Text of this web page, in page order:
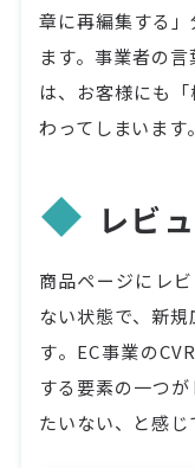
章に再編集する
ます。事業者の
は、お客様にも
わってしまいます。
レビ
商品ページにレ
ない状態で、新
す。EC事業の
する要素の一つ
たいない、と感じ